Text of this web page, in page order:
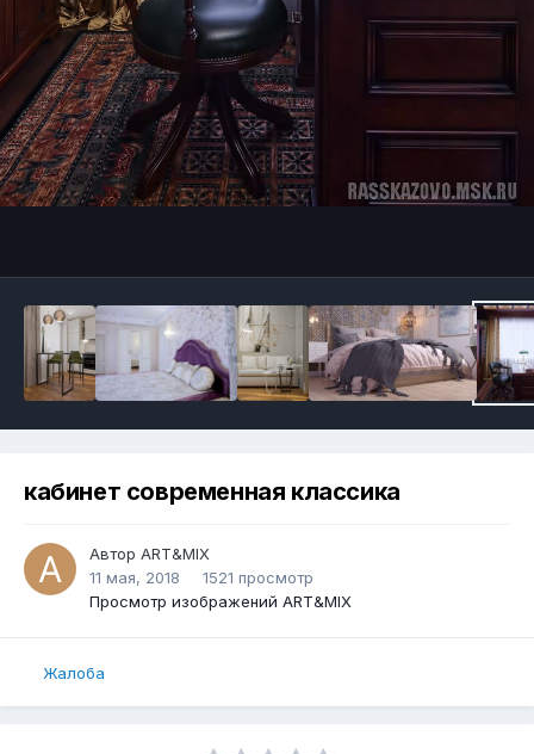
кабинет современная классика
Автор ART&MIX
11 мая, 2018
1521 просмотр
Просмотр изображений ART&MIX
Жалоба